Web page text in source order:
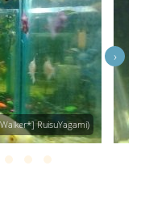
RuisuYagami)
›